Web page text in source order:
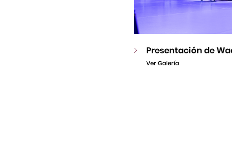
Presentación de
Ver Galería